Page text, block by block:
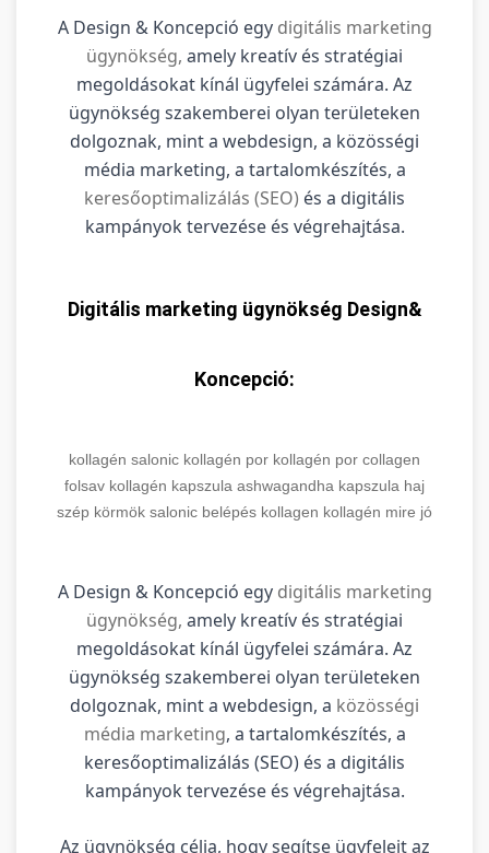
A Design & Koncepció egy digitális marketing
ügynökség, amely kreatív és stratégiai
megoldásokat kínál ügyfelei számára. Az
ügynökség szakemberei olyan területeken
dolgoznak, mint a webdesign, a közösségi
média marketing, a tartalomkészítés, a
keresőoptimalizálás (SEO) és a digitális
kampányok tervezése és végrehajtása.
Digitális marketing ügynökség Design&
Koncepció:
kollagén salonic kollagén por kollagén por collagen
folsav kollagén kapszula ashwagandha kapszula haj
szép körmök salonic belépés kollagen kollagén mire jó
A Design & Koncepció egy digitális marketing
ügynökség, amely kreatív és stratégiai
megoldásokat kínál ügyfelei számára. Az
ügynökség szakemberei olyan területeken
dolgoznak, mint a webdesign, a közösségi
média marketing, a tartalomkészítés, a
keresőoptimalizálás (SEO) és a digitális
kampányok tervezése és végrehajtása.
Az ügynökség célja, hogy segítse ügyfeleit az